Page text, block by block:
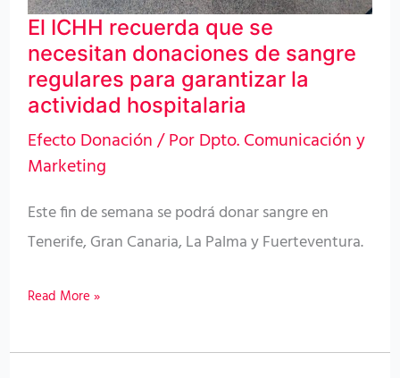
El ICHH recuerda que se
necesitan donaciones de sangre
regulares para garantizar la
actividad hospitalaria
Efecto Donación/ PorDpto. Comunicación y
Marketing
Este fin de semana se podrá donar sangre en
Tenerife, Gran Canaria, La Palma y Fuerteventura.
donaciones
de
sangre
regulares
para
garantizar
actividad
hospitalaria
Read More »